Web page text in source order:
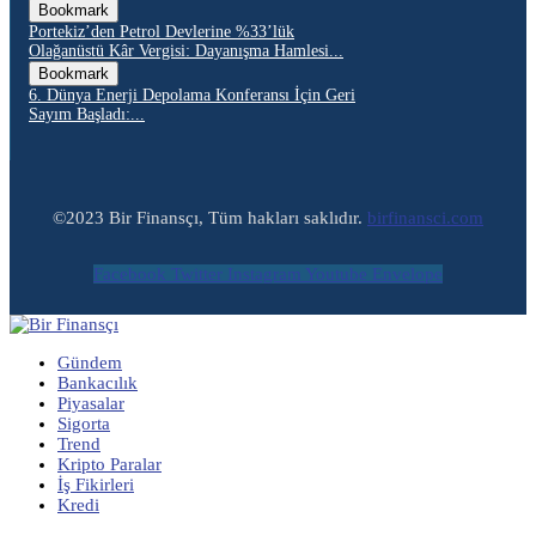
Bookmark
Portekiz’den Petrol Devlerine %33’lük
Olağanüstü Kâr Vergisi: Dayanışma Hamlesi...
Bookmark
6. Dünya Enerji Depolama Konferansı İçin Geri
Sayım Başladı:...
©2023 Bir Finansçı, Tüm hakları saklıdır. birfinansci.com
Facebook Twitter Instagram Youtube Envelope
Gündem
Bankacılık
Piyasalar
Sigorta
Trend
Kripto Paralar
İş Fikirleri
Kredi